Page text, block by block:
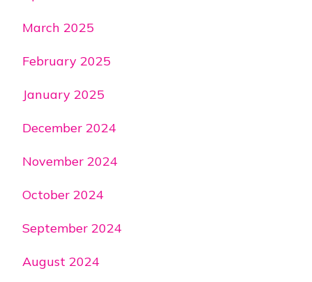
March 2025
February 2025
January 2025
December 2024
November 2024
October 2024
September 2024
August 2024